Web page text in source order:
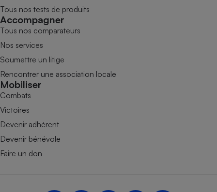
Tous nos tests de produits
Accompagner
Tous nos comparateurs
Nos services
Soumettre un litige
Rencontrer une association locale
Mobiliser
Combats
Victoires
Devenir adhérent
Devenir bénévole
Faire un don